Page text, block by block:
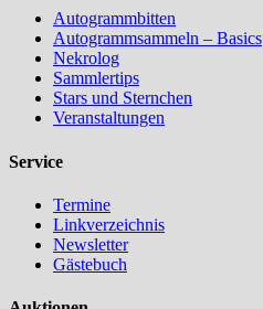
Autogrammbitten
Autogrammsammeln – Basics
Nekrolog
Sammlertips
Stars und Sternchen
Veranstaltungen
Service
Termine
Linkverzeichnis
Newsletter
Gästebuch